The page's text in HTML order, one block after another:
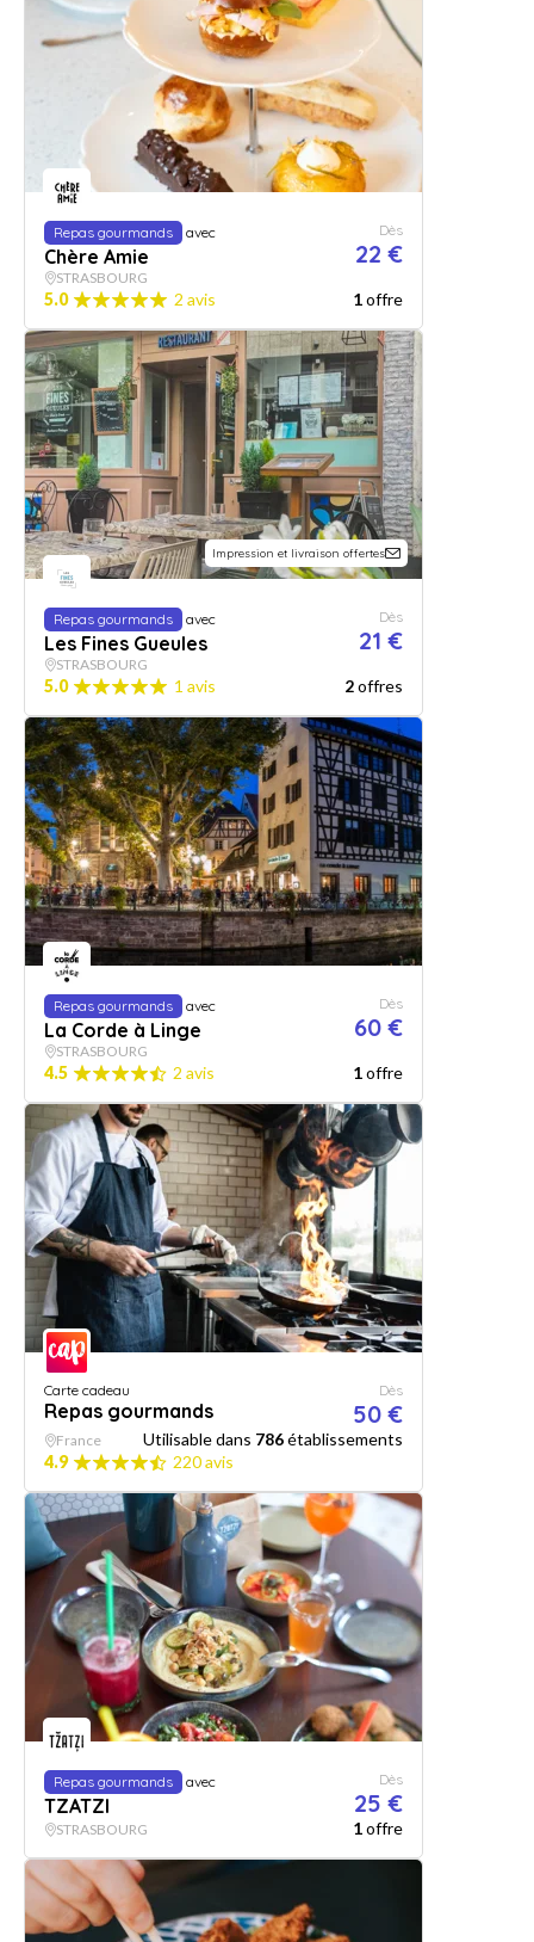
Repas gourmands avec
Chère Amie
Dès
22 €
STRASBOURG
5.0 2 avis 1offre
Impression et livraison offertes
Repas gourmands avec
Les Fines Gueules
Dès
21 €
STRASBOURG
5.0 1 avis 2offres
Repas gourmands avec
La Corde à Linge
Dès
60 €
STRASBOURG
4.5 2 avis 1offre
Carte cadeau
Repas gourmands
Dès
50 €
France Utilisable dans 786établissements
4.9
220 avis
Repas gourmands avec
TZATZI
Dès
25 €
STRASBOURG 1offre